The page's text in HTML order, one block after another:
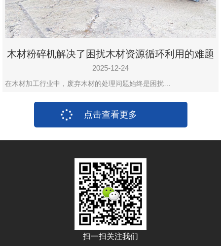
木材粉碎机解决了困扰木材资源循环利用的难题
2025-12-24
在木材加工行业中，废弃木材的处理问题始终是困扰…
点击查看更多
扫一扫关注我们